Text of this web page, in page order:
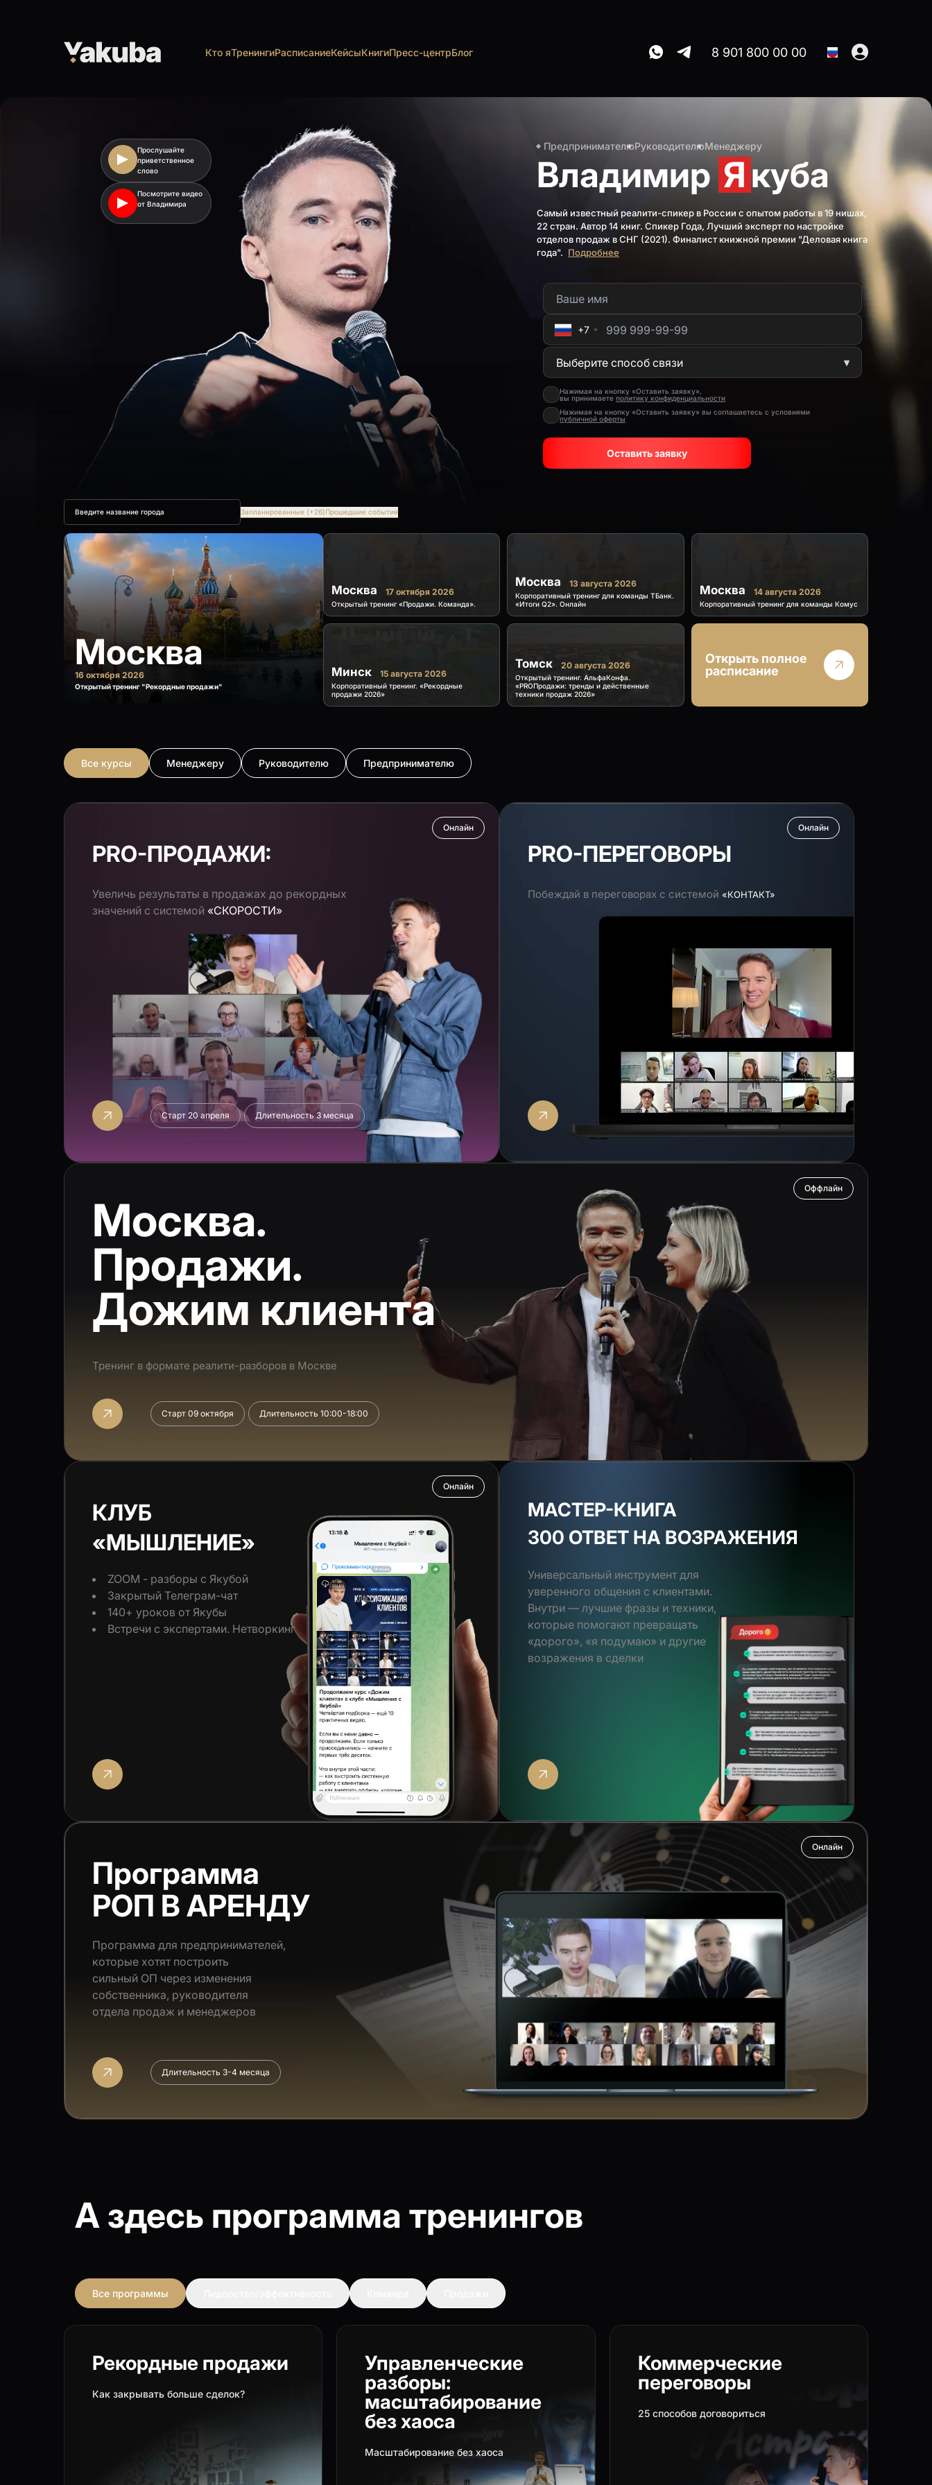
Кто яТренингиРасписаниеКейсыКнигиПресс-центрБлог 8 901 800 00 00
Прослушайте
приветственное
слово
Посмотрите видео
от Владимира
ПредпринимателюРуководителюМенеджеру
Владимир Я куба
Самый известный реалити-спикер в России с опытом работы в 19 нишах,
22 стран. Автор 14 книг. Спикер Года, Лучший эксперт по настройке
отделов продаж в СНГ (2021). Финалист книжной премии "Деловая книга
года". Подробнее
+7
Нажимая на кнопку «Оставить заявку»,
вы принимаете политику конфиденциальности
Нажимая на кнопку «Оставить заявку» вы соглашаетесь с условиями
публичной оферты
Оставить заявку
Запланированные (+26) Прошедшие события
Москва
16 октября 2026
Открытый тренинг "Рекордные продажи"
Москва 17 октября 2026
Открытый тренинг «Продажи. Команда».
Москва 13 августа 2026
Корпоративный тренинг для команды ТБанк.
«Итоги Q2». Онлайн
Москва 14 августа 2026
Корпоративный тренинг для команды Комус
Минск 15 августа 2026
Корпоративный тренинг. «Рекордные
продажи 2026»
Томск 20 августа 2026
Открытый тренинг. АльфаКонфа.
«PROПродажи: тренды и действенные
техники продаж 2026»
Открыть полное
расписание
Все курсы Менеджеру Руководителю Предпринимателю
Онлайн
PRO-ПРОДАЖИ:
Увеличь результаты в продажах до рекордных
значений с системой «СКОРОСТИ»
Старт 20 апреля Длительность 3 месяца
Онлайн
PRO-ПЕРЕГОВОРЫ
Побеждай в переговорах с системой «КОНТАКТ»
Оффлайн
Москва.
Продажи.
Дожим клиента
Тренинг в формате реалити-разборов в Москве
Старт 09 октября Длительность 10:00-18:00
Онлайн
КЛУБ
«МЫШЛЕНИЕ»
ZOOM - разборы с Якубой
Закрытый Телеграм-чат
140+ уроков от Якубы
Встречи с экспертами. Нетворкинг
МАСТЕР-КНИГА
300 ОТВЕТ НА ВОЗРАЖЕНИЯ
Универсальный инструмент для
уверенного общения с клиентами.
Внутри — лучшие фразы и техники,
которые помогают превращать
«дорого», «я подумаю» и другие
возражения в сделки
Онлайн
Программа
РОП В АРЕНДУ
Программа для предпринимателей,
которые хотят построить
сильный ОП через изменения
собственника, руководителя
отдела продаж и менеджеров
Длительность 3-4 месяца
А здесь программа тренингов
Все программы
Рекордные продажи
Как закрывать больше сделок?
Управленческие
разборы:
масштабирование
без хаоса
Масштабирование без хаоса
Коммерческие
переговоры
25 способов договориться